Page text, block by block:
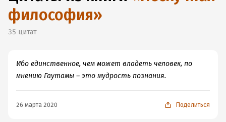
философия»
35 цитат
Ибо единственное, чем может владеть человек, по
мнению Гаутамы – это мудрость познания.
26 марта 2020 Поделиться